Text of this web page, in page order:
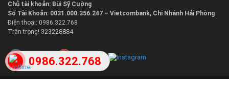
Chủ tài khoản: Bùi Sỹ Cường
Số Tài Khoản: 0031.000.356.247 – Vietcombank, Chi Nhánh Hải Phòng
Điện thoại: 0986.322.768
Trân trọng! 323228884
0986.322.768